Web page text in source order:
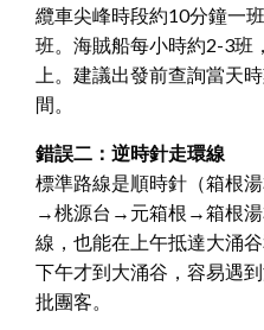
纜車尖峰時段約10分鐘一
班。海賊船每小時約2-3班
上。建議出發前查詢當天
間。
錯誤二：逆時針走環線
標準路線是順時針（箱
→桃源台→元箱根→箱根湯
線，也能在上午抵達大涌
下午才到大涌谷，容易遇
批團客。